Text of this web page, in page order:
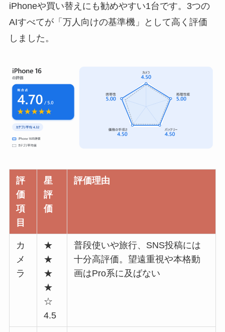
iPhoneや買い替えにも勧めやすい1台です。3つの
AIすべてが「万人向けの基準機」として高く評価
しました。
評
価
項
目
星
評
価
評価理由
カ
メ
ラ
★
★
★
★
☆
4.5
普段使いや旅行、SNS投稿には
十分高評価。望遠重視や本格動
画はPro系に及ばない